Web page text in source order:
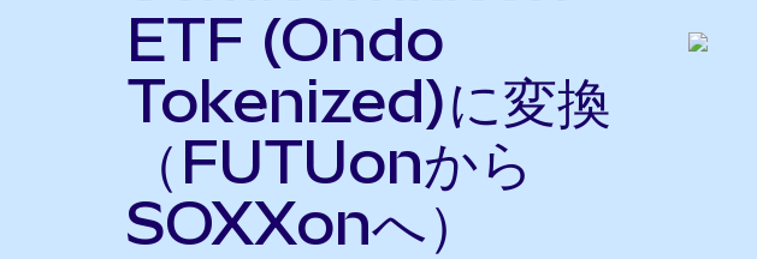
ETF (Ondo
Tokenized)に変換
（FUTUonから
SOXXonへ）